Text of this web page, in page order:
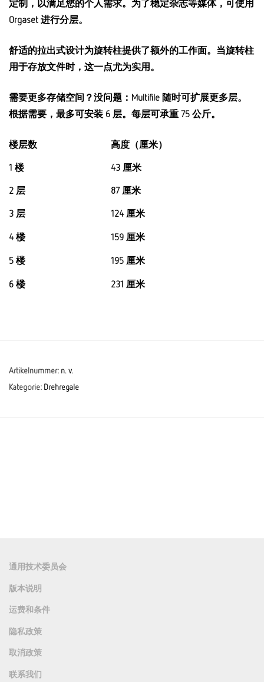
定制，以满足您的个人需求。为了稳定杂志等媒体，可使用
Orgaset 进行分层。
舒适的拉出式设计为旋转柱提供了额外的工作面。当旋转柱
用于存放文件时，这一点尤为实用。
需要更多存储空间？没问题：Multifile 随时可扩展更多层。
根据需要，最多可安装 6 层。每层可承重 75 公斤。
楼层数
高度（厘米）
1 楼
43 厘米
2 层
87 厘米
3 层
124 厘米
4 楼
159 厘米
5 楼
195 厘米
6 楼
231 厘米
Artikelnummer: n. v.
Kategorie: Drehregale
通用技术委员会
版本说明
运费和条件
隐私政策
取消政策
联系我们